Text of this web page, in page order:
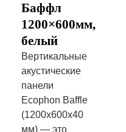
Баффл
1200×600мм,
белый
Вертикальные
акустические
панели
Ecophon Baffle
(1200х600х40
мм) — это